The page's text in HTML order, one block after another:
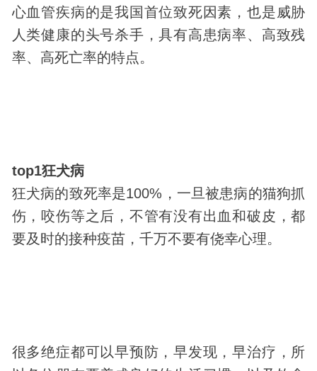
心血管疾病的是我国首位致死因素，也是威胁
人类健康的头号杀手，具有高患病率、高致残
率、高死亡率的特点。
top1狂犬病
狂犬病的致死率是100%，一旦被患病的猫狗抓
伤，咬伤等之后，不管有没有出血和破皮，都
要及时的接种疫苗，千万不要有侥幸心理。
很多绝症都可以早预防，早发现，早治疗，所